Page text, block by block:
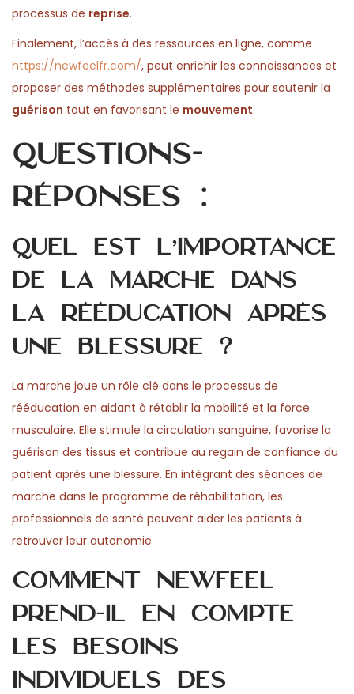
processus de reprise.
Finalement, l’accès à des ressources en ligne, comme
https://newfeelfr.com/, peut enrichir les connaissances et
proposer des méthodes supplémentaires pour soutenir la
guérison tout en favorisant le mouvement.
Questions-
réponses :
Quel est l’importance
de la marche dans
la rééducation après
une blessure ?
La marche joue un rôle clé dans le processus de
rééducation en aidant à rétablir la mobilité et la force
musculaire. Elle stimule la circulation sanguine, favorise la
guérison des tissus et contribue au regain de confiance du
patient après une blessure. En intégrant des séances de
marche dans le programme de réhabilitation, les
professionnels de santé peuvent aider les patients à
retrouver leur autonomie.
Comment Newfeel
prend-il en compte
les besoins
individuels des